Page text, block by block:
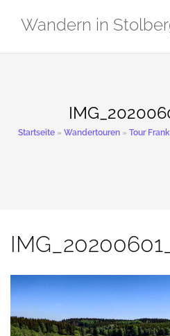
InhaltWandern in
Startseite» Wandertouren» Tour